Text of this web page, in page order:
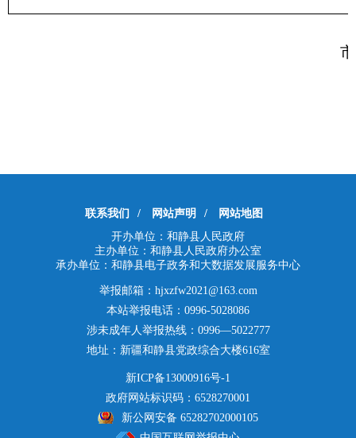
联系我们 / 网站声明 /
网站地图
开办单位：和静县人民政府
主办单位：和静县人民政府办公室
承办单位：和静县电子政务和大数据发展服务中心
举报邮箱：hjxzfw2021@163.com
本站举报电话：0996-5028086
涉未成年人举报热线：0996—5022777
地址：新疆和静县党政综合大楼616室
新ICP备13000916号-1
政府网站标识码：6528270001
新公网安备 65282702000105